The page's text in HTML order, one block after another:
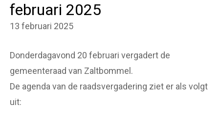
februari 2025
13 februari 2025
Donderdagavond 20 februari vergadert de
gemeenteraad van Zaltbommel.
De agenda van de raadsvergadering ziet er als volgt
uit: